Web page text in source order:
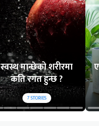
स्वस्थ मान्छेको शरीरमा
कति रगत हुन्छ ?
7STORIES